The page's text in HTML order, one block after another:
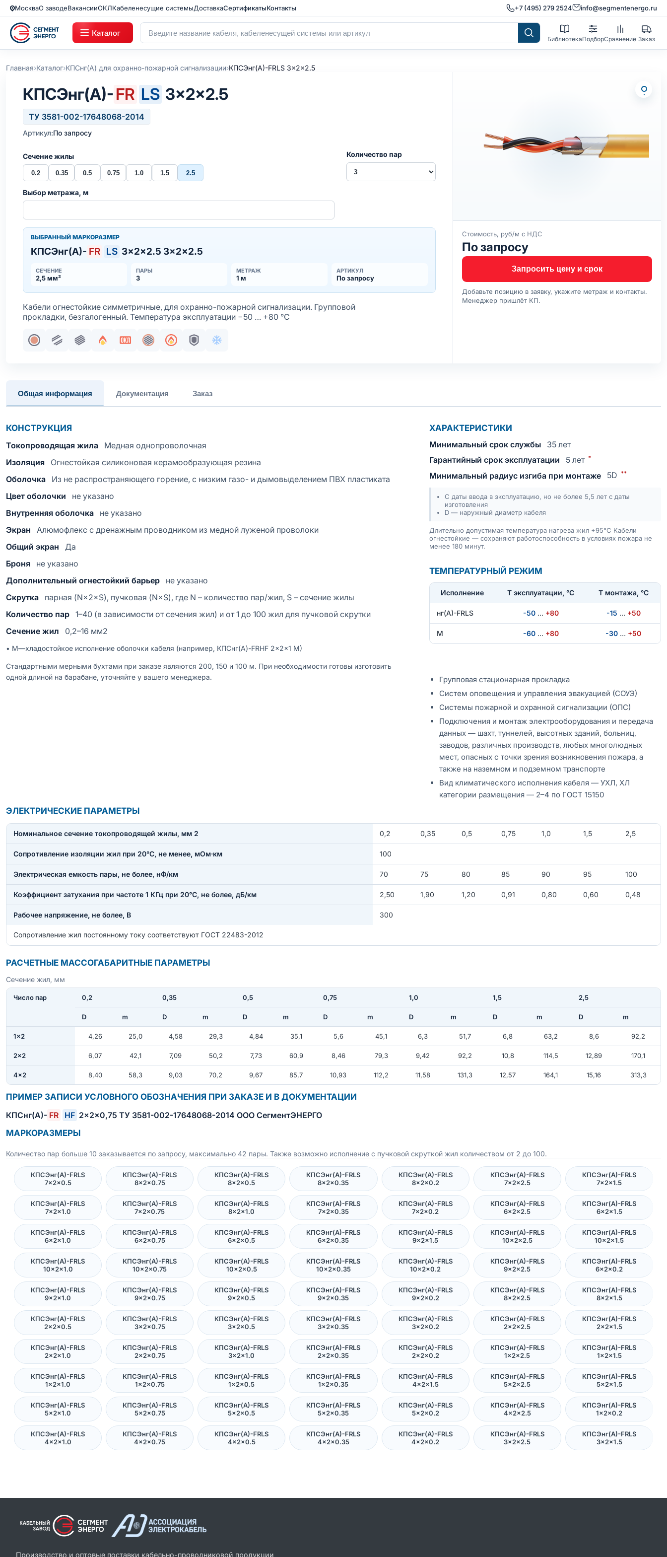
МоскваО заводеВакансииОКЛКабеленесущие системыДоставкаСертификатыКонтакты +7 (495) 279 2524 info@segmentenergo.ru
Каталог
БиблиотекаПодборСравнение Заказ
Главная›Каталог›КПСнг(А) для охранно-пожарной сигнализации›КПСЭнг(А)-FRLS 3x2x2.5
КПСЭнг(А)-FR LS 3×2×2.5
ТУ 3581-002-17648068-2014
Артикул:По запросу
Стоимость, руб/м с НДС
По запросу
Запросить цену и срок
Добавьте позицию в заявку, укажите метраж и контакты.
Менеджер пришлёт КП.
Сечение жилы
0.2 0.35 0.5 0.75 1.0 1.5 2.5
Количество пар
Выбор метража, м
ВЫБРАННЫЙ МАРКОРАЗМЕР
КПСЭнг(А)- FR LS 3×2×2.5 3×2×2.5
СЕЧЕНИЕ
2,5 мм²
ПАРЫ
3
МЕТРАЖ
1 м
АРТИКУЛ
По запросу
Кабели огнестойкие симметричные, для охранно-пожарной сигнализации. Групповой
прокладки, безгалогенный. Температура эксплуатации −50 … +80 °С
Жила медная однопроволочная
Парная скрутка
Пучковая скрутка
Огнестойкость
Сертификация в составе ОКЛ
Общий экран
Пожаробезопасность
БроняХладостойкое исполнение оболочки
Общая информация Документация Заказ
КОНСТРУКЦИЯ
Токопроводящая жила
Медная однопроволочная
Изоляция
Огнестойкая силиконовая керамообразующая резина
Оболочка
Из не распространяющего горение, с низким газо- и дымовыделением ПВХ пластиката
Цвет оболочки
не указано
Внутренняя оболочка
не указано
Экран
Алюмофлекс с дренажным проводником из медной луженой проволоки
Общий экран
Да
Броня
не указано
Дополнительный огнестойкий барьер
не указано
Скрутка
парная (N×2×S), пучковая (N×S), где N – количество пар/жил, S – сечение жилы
Количество пар 1–40 (в зависимости от сечения жил) и от 1 до 100 жил для пучковой скрутки
Сечение жил
0,2–16 мм2
• М—хладостойкое исполнение оболочки кабеля (например, КПСнг(A)-FRHF 2×2×1 М)
Стандартными мерными бухтами при заказе являются 200, 150 и 100 м. При необходимости готовы изготовить
одной длиной на барабане, уточняйте у вашего менеджера.
ХАРАКТЕРИСТИКИ
Минимальный срок службы
35 лет
Гарантийный срок эксплуатации
5 лет *
Минимальный радиус изгиба при монтаже 5D **
С даты ввода в эксплуатацию, но не более 5,5 лет с даты
изготовления
D — наружный диаметр кабеля
Длительно допустимая температура нагрева жил +95°C Кабели
огнестойкие — сохраняют работоспособность в условиях пожара не
менее 180 минут.
ТЕМПЕРАТУРНЫЙ РЕЖИМ
Исполнение T эксплуатации, °С Т монтажа, °С
нг(А)-FRLS -50 … +80 -15 … +50
М -60 … +80 -30 … +50
Групповая стационарная прокладка
Систем оповещения и управления эвакуацией (СОУЭ)
Системы пожарной и охранной сигнализации (ОПС)
Подключения и монтаж электрооборудования и передача
данных — шахт, туннелей, высотных зданий, больниц,
заводов, различных производств, любых многолюдных
мест, опасных с точки зрения возникновения пожара, а
также на наземном и подземном транспорте
Вид климатического исполнения кабеля — УХЛ, ХЛ
категории размещения — 2–4 по ГОСТ 15150
ЭЛЕКТРИЧЕСКИЕ ПАРАМЕТРЫ
Номинальное сечение токопроводящей жилы, мм 2 0,2 0,35 0,5 0,75 1,0 1,5 2,5
Сопротивление изоляции жил при 20°С, не менее, мОм·км 100
Электрическая емкость пары, не более, нФ/км 70 75 80 85 90 95 100
Коэффициент затухания при частоте 1 КГц при 20°С, не более, дБ/км 2,50 1,90 1,20 0,91 0,80 0,60 0,48
Рабочее напряжение, не более, В 300
Сопротивление жил постоянному току соответствуют ГОСТ 22483-2012
РАСЧЕТНЫЕ МАССОГАБАРИТНЫЕ ПАРАМЕТРЫ
Сечение жил, мм
Число пар 0,2 0,35 0,5 0,75 1,0 1,5 2,5
D m D m D m D m D m D m D m
1×2 4,26 25,0 4,58 29,3 4,84 35,1 5,6 45,1 6,3 51,7 6,8 63,2 8,6 92,2
2×2 6,07 42,1 7,09 50,2 7,73 60,9 8,46 79,3 9,42 92,2 10,8 114,5 12,89 170,1
4×2 8,40 58,3 9,03 70,2 9,67 85,7 10,93 112,2 11,58 131,3 12,57 164,1 15,16 313,3
ПРИМЕР ЗАПИСИ УСЛОВНОГО ОБОЗНАЧЕНИЯ ПРИ ЗАКАЗЕ И В ДОКУМЕНТАЦИИ
КПСнг(А)- FR HF 2×2×0,75 ТУ 3581-002-17648068-2014 ООО СегментЭНЕРГО
МАРКОРАЗМЕРЫ
Количество пар больше 10 заказывается по запросу, максимально 42 пары. Также возможно исполнение с пучковой скруткой жил количеством от 2 до 100.
КПСЭнг(А)-FRLS
7×2×0.5
КПСЭнг(А)-FRLS
8×2×0.75
КПСЭнг(А)-FRLS
8×2×0.5
КПСЭнг(А)-FRLS
8×2×0.35
КПСЭнг(А)-FRLS
8×2×0.2
КПСЭнг(А)-FRLS
7×2×2.5
КПСЭнг(А)-FRLS
7×2×1.5
КПСЭнг(А)-FRLS
7×2×1.0
КПСЭнг(А)-FRLS
7×2×0.75
КПСЭнг(А)-FRLS
8×2×1.0
КПСЭнг(А)-FRLS
7×2×0.35
КПСЭнг(А)-FRLS
7×2×0.2
КПСЭнг(А)-FRLS
6×2×2.5
КПСЭнг(А)-FRLS
6×2×1.5
КПСЭнг(А)-FRLS
6×2×1.0
КПСЭнг(А)-FRLS
6×2×0.75
КПСЭнг(А)-FRLS
6×2×0.5
КПСЭнг(А)-FRLS
6×2×0.35
КПСЭнг(А)-FRLS
9×2×1.5
КПСЭнг(А)-FRLS
10×2×2.5
КПСЭнг(А)-FRLS
10×2×1.5
КПСЭнг(А)-FRLS
10×2×1.0
КПСЭнг(А)-FRLS
10×2×0.75
КПСЭнг(А)-FRLS
10×2×0.5
КПСЭнг(А)-FRLS
10×2×0.35
КПСЭнг(А)-FRLS
10×2×0.2
КПСЭнг(А)-FRLS
9×2×2.5
КПСЭнг(А)-FRLS
6×2×0.2
КПСЭнг(А)-FRLS
9×2×1.0
КПСЭнг(А)-FRLS
9×2×0.75
КПСЭнг(А)-FRLS
9×2×0.5
КПСЭнг(А)-FRLS
9×2×0.35
КПСЭнг(А)-FRLS
9×2×0.2
КПСЭнг(А)-FRLS
8×2×2.5
КПСЭнг(А)-FRLS
8×2×1.5
КПСЭнг(А)-FRLS
2×2×0.5
КПСЭнг(А)-FRLS
3×2×0.75
КПСЭнг(А)-FRLS
3×2×0.5
КПСЭнг(А)-FRLS
3×2×0.35
КПСЭнг(А)-FRLS
3×2×0.2
КПСЭнг(А)-FRLS
2×2×2.5
КПСЭнг(А)-FRLS
2×2×1.5
КПСЭнг(А)-FRLS
2×2×1.0
КПСЭнг(А)-FRLS
2×2×0.75
КПСЭнг(А)-FRLS
3×2×1.0
КПСЭнг(А)-FRLS
2×2×0.35
КПСЭнг(А)-FRLS
2×2×0.2
КПСЭнг(А)-FRLS
1×2×2.5
КПСЭнг(А)-FRLS
1×2×1.5
КПСЭнг(А)-FRLS
1×2×1.0
КПСЭнг(А)-FRLS
1×2×0.75
КПСЭнг(А)-FRLS
1×2×0.5
КПСЭнг(А)-FRLS
1×2×0.35
КПСЭнг(А)-FRLS
4×2×1.5
КПСЭнг(А)-FRLS
5×2×2.5
КПСЭнг(А)-FRLS
5×2×1.5
КПСЭнг(А)-FRLS
5×2×1.0
КПСЭнг(А)-FRLS
5×2×0.75
КПСЭнг(А)-FRLS
5×2×0.5
КПСЭнг(А)-FRLS
5×2×0.35
КПСЭнг(А)-FRLS
5×2×0.2
КПСЭнг(А)-FRLS
4×2×2.5
КПСЭнг(А)-FRLS
1×2×0.2
КПСЭнг(А)-FRLS
4×2×1.0
КПСЭнг(А)-FRLS
4×2×0.75
КПСЭнг(А)-FRLS
4×2×0.5
КПСЭнг(А)-FRLS
4×2×0.35
КПСЭнг(А)-FRLS
4×2×0.2
КПСЭнг(А)-FRLS
3×2×2.5
КПСЭнг(А)-FRLS
3×2×1.5
Производство и оптовые поставки кабельно-проводниковой продукции